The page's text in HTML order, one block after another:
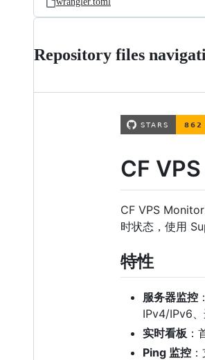
Repository files
CF
CF VPS
时状态，使用
特性
服务器监控
IPv4/IPv6
实时看板
Ping 监控